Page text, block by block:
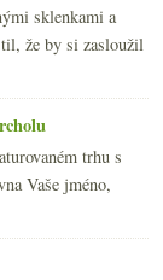
sklenkami a
že by si zasloužil
trhu s
Vaše jméno,